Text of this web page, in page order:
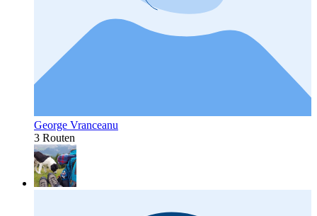
George Vranceanu
3 Routen